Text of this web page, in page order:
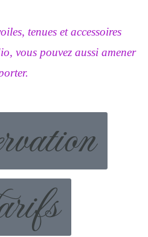
tenues et accessoires
vous pouvez aussi amener